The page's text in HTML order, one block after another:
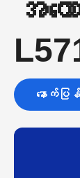
အထ
နောက်ပ